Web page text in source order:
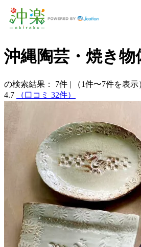
沖縄陶芸・焼き物
の検索結果： 7件 |
（1件〜7件を表示
4.7
（口コミ 32件）